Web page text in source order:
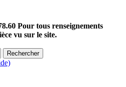
Pour tous renseignements
vu sur le site.
Rechercher